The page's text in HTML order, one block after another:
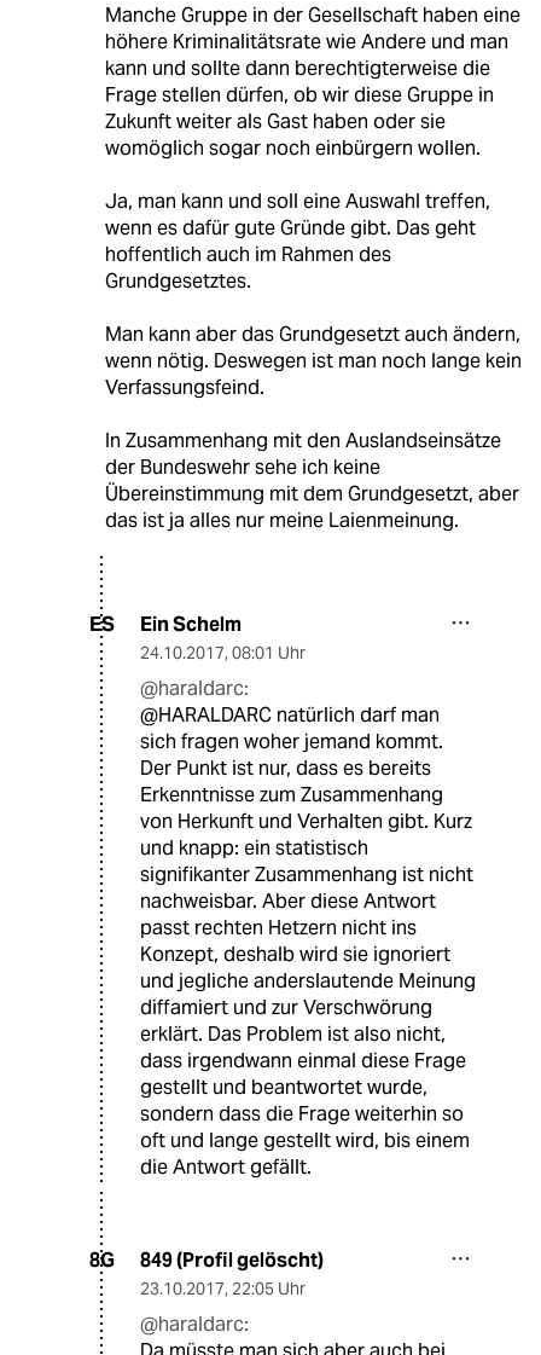
Manche Gruppe in der Gesellschaft haben eine
höhere Kriminalitätsrate wie Andere und man
kann und sollte dann berechtigterweise die
Frage stellen dürfen, ob wir diese Gruppe in
Zukunft weiter als Gast haben oder sie
womöglich sogar noch einbürgern wollen.
Ja, man kann und soll eine Auswahl treffen,
wenn es dafür gute Gründe gibt. Das geht
hoffentlich auch im Rahmen des
Grundgesetztes.
Man kann aber das Grundgesetzt auch ändern,
wenn nötig. Deswegen ist man noch lange kein
Verfassungsfeind.
In Zusammenhang mit den Auslandseinsätze
der Bundeswehr sehe ich keine
Übereinstimmung mit dem Grundgesetzt, aber
das ist ja alles nur meine Laienmeinung.
ES Ein Schelm
24.10.2017, 08:01 Uhr
@haraldarc:
@HARALDARC natürlich darf man
sich fragen woher jemand kommt.
Der Punkt ist nur, dass es bereits
Erkenntnisse zum Zusammenhang
von Herkunft und Verhalten gibt. Kurz
und knapp: ein statistisch
signifikanter Zusammenhang ist nicht
nachweisbar. Aber diese Antwort
passt rechten Hetzern nicht ins
Konzept, deshalb wird sie ignoriert
und jegliche anderslautende Meinung
diffamiert und zur Verschwörung
erklärt. Das Problem ist also nicht,
dass irgendwann einmal diese Frage
gestellt und beantwortet wurde,
sondern dass die Frage weiterhin so
oft und lange gestellt wird, bis einem
die Antwort gefällt.
8G 849 (Profil gelöscht)
23.10.2017, 22:05 Uhr
@haraldarc: